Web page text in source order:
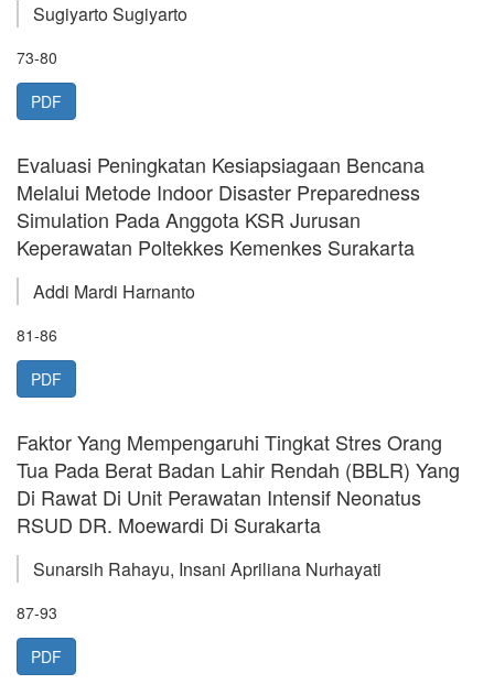
Sugiyarto Sugiyarto
73-80
PDF
Evaluasi Peningkatan Kesiapsiagaan Bencana
Melalui Metode Indoor Disaster Preparedness
Simulation Pada Anggota KSR Jurusan
Keperawatan Poltekkes Kemenkes Surakarta
Addi Mardi Harnanto
81-86
PDF
Faktor Yang Mempengaruhi Tingkat Stres Orang
Tua Pada Berat Badan Lahir Rendah (BBLR) Yang
Di Rawat Di Unit Perawatan Intensif Neonatus
RSUD DR. Moewardi Di Surakarta
Sunarsih Rahayu, Insani Apriliana Nurhayati
87-93
PDF